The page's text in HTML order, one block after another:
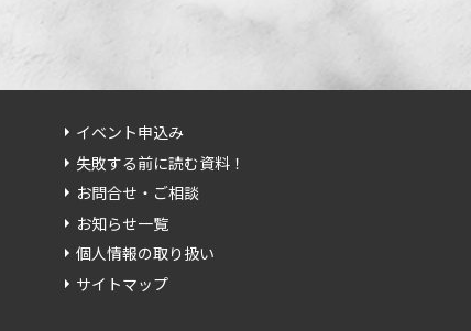
イベント申込み
失敗する前に読む資料！
お問合せ・ご相談
お知らせ一覧
個人情報の取り扱い
サイトマップ